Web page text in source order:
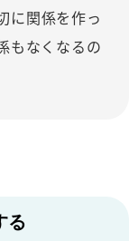
に関係を作っ
もなくなるの
る